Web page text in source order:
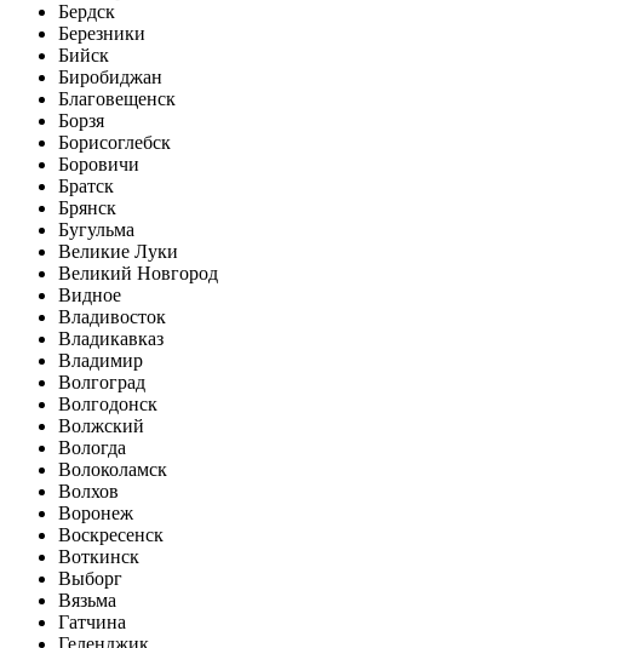
Бердск
Березники
Бийск
Биробиджан
Благовещенск
Борзя
Борисоглебск
Боровичи
Братск
Брянск
Бугульма
Великие Луки
Великий Новгород
Видное
Владивосток
Владикавказ
Владимир
Волгоград
Волгодонск
Волжский
Вологда
Волоколамск
Волхов
Воронеж
Воскресенск
Воткинск
Выборг
Вязьма
Гатчина
Геленджик